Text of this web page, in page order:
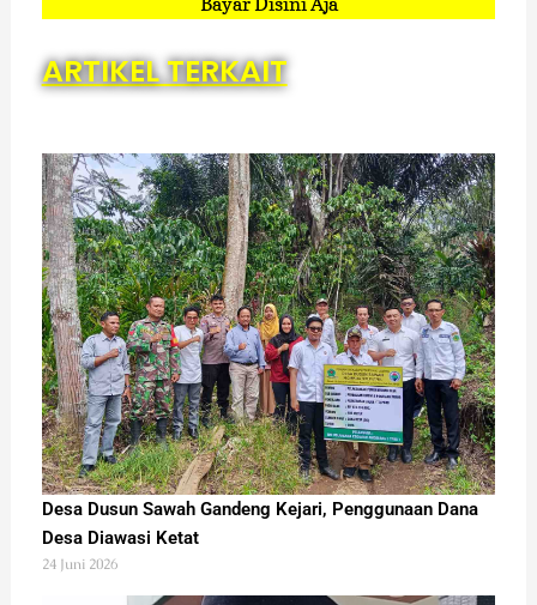
ARTIKEL TERKAIT
Desa Dusun Sawah Gandeng Kejari, Penggunaan Dana
Desa Diawasi Ketat
24 Juni 2026